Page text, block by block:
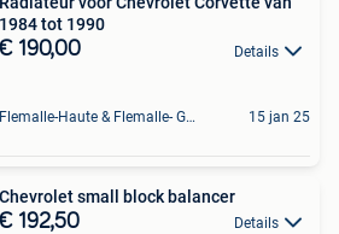
1984 tot 1990
€ 190,00 Details
Flemalle-Haute & Flemalle- Grande & Partie Awirs 15 jan 25
Chevrolet small block balancer
€ 192,50 Details